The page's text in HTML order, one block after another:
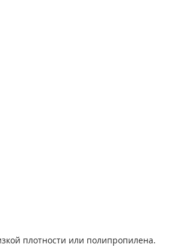
плотности или полипропилена.